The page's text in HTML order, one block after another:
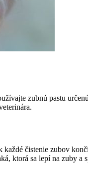
zubnú pastu
čistenie zubov
ktorá sa lepí na zuby a